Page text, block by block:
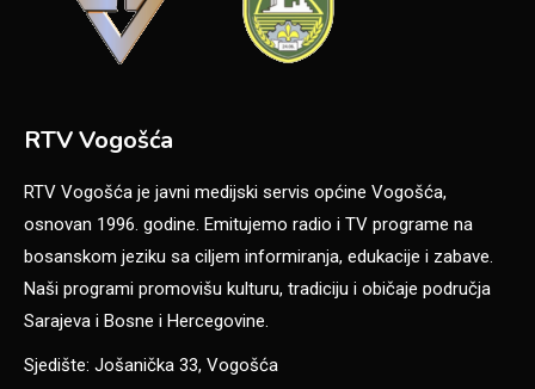
RTV Vogošća
RTV Vogošća je javni medijski servis općine Vogošća,
osnovan 1996. godine. Emitujemo radio i TV programe na
bosanskom jeziku sa ciljem informiranja, edukacije i zabave.
Naši programi promovišu kulturu, tradiciju i običaje područja
Sarajeva i Bosne i Hercegovine.
Sjedište: Jošanička 33, Vogošća